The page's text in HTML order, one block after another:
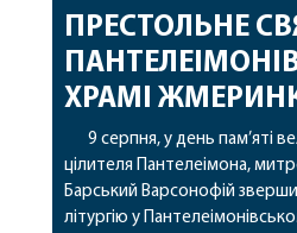
ПРЕСТОЛЬНЕ
ХРАМІ
9 серпня, у день пам’яті
цілителя Пантелеімона,
Барський Варсонофій
літургію у